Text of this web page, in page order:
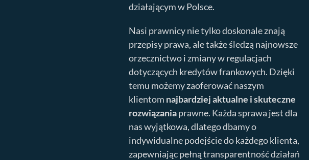
działającym w Polsce.
Nasi prawnicy nie tylko doskonale znają
przepisy prawa, ale także śledzą najnowsze
orzecznictwo i zmiany w regulacjach
dotyczących kredytów frankowych. Dzięki
temu możemy zaoferować naszym
klientom najbardziej aktualne i skuteczne
rozwiązaniaprawne. Każda sprawa jest dla
nas wyjątkowa, dlatego dbamy o
indywidualne podejście do każdego klienta,
zapewniając pełną transparentność działań